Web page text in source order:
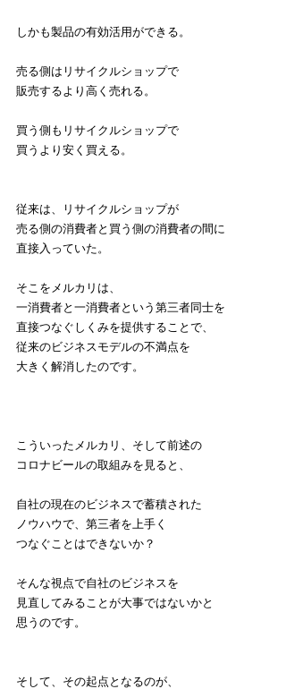
しかも製品の有効活用ができる。
売る側はリサイクルショップで
販売するより高く売れる。
買う側もリサイクルショップで
買うより安く買える。
従来は、リサイクルショップが
売る側の消費者と買う側の消費者の間に
直接入っていた。
そこをメルカリは、
一消費者と一消費者という第三者同士を
直接つなぐしくみを提供することで、
従来のビジネスモデルの不満点を
大きく解消したのです。
こういったメルカリ、そして前述の
コロナビールの取組みを見ると、
自社の現在のビジネスで蓄積された
ノウハウで、第三者を上手く
つなぐことはできないか？
そんな視点で自社のビジネスを
見直してみることが大事ではないかと
思うのです。
そして、その起点となるのが、